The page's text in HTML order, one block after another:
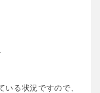
る状況ですので、